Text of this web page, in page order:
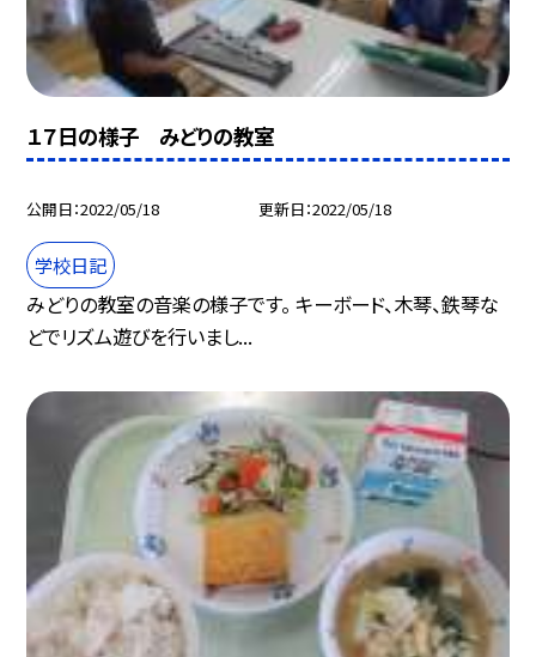
１７日の様子 みどりの教室
公開日 2022/05/18 更新日 2022/05/18
学校日記
みどりの教室の音楽の様子です。 キーボード、木琴、鉄琴な
どでリズム遊びを行いまし...